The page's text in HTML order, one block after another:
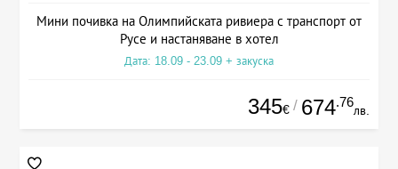
Мини почивка на Олимпийската ривиера с транспорт от
Русе и настаняване в хотел
Дата: 18.09 - 23.09 + закуска
345€ / 674.76
лв.